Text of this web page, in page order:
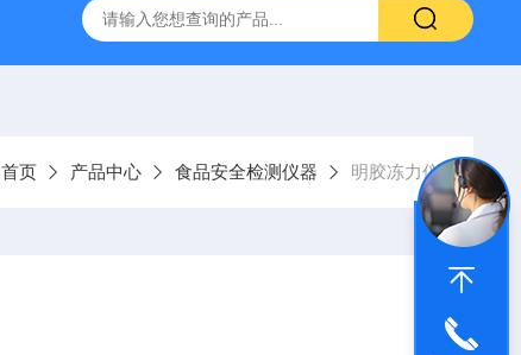
CS-300轨道式摇床 JKG-203新型冷原子吸收测汞仪
首页 产品中心 食品安全检测仪器 明胶冻力仪